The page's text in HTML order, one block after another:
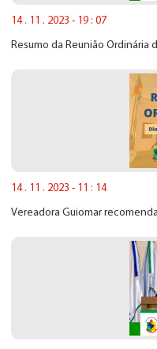
14 . 11 . 2023 - 19 : 07
Resumo da Reunião Ordinária
14 . 11 . 2023 - 11 : 14
Vereadora Guiomar